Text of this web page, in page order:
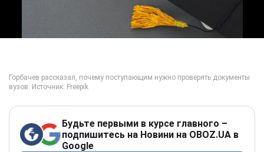
Будьте первыми в курсе главного –
подпишитесь на Новини на OBOZ.UA в
Google